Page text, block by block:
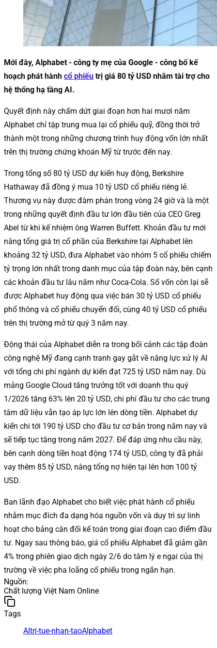
Mới đây, Alphabet - công ty mẹ của Google - công bố kế
hoạch phát hành cổ phiếu trị giá 80 tỷ USD nhằm tài trợ cho
hệ thống hạ tầng AI.
Quyết định này chấm dứt giai đoạn hơn hai mươi năm
Alphabet chỉ tập trung mua lại cổ phiếu quỹ, đồng thời trở
thành một trong những chương trình huy động vốn lớn nhất
trên thị trường chứng khoán Mỹ từ trước đến nay.
Trong tổng số 80 tỷ USD dự kiến huy động, Berkshire
Hathaway đã đồng ý mua 10 tỷ USD cổ phiếu riêng lẻ.
Thương vụ này được đàm phán trong vòng 24 giờ và là một
trong những quyết định đầu tư lớn đầu tiên của CEO Greg
Abel từ khi kế nhiệm ông Warren Buffett. Khoản đầu tư mới
nâng tổng giá trị cổ phần của Berkshire tại Alphabet lên
khoảng 32 tỷ USD, đưa Alphabet vào nhóm 5 cổ phiếu chiếm
tỷ trọng lớn nhất trong danh mục của tập đoàn này, bên cạnh
các khoản đầu tư lâu năm như Coca-Cola. Số vốn còn lại sẽ
được Alphabet huy động qua việc bán 30 tỷ USD cổ phiếu
phổ thông và cổ phiếu chuyển đổi, cùng 40 tỷ USD cổ phiếu
trên thị trường mở từ quý 3 năm nay.
Động thái của Alphabet diễn ra trong bối cảnh các tập đoàn
công nghệ Mỹ đang cạnh tranh gay gắt về năng lực xử lý AI
với tổng chi phí ngành dự kiến đạt 725 tỷ USD năm nay. Dù
mảng Google Cloud tăng trưởng tốt với doanh thu quý
1/2026 tăng 63% lên 20 tỷ USD, chi phí đầu tư cho các trung
tâm dữ liệu vẫn tạo áp lực lớn lên dòng tiền. Alphabet dự
kiến chi tới 190 tỷ USD cho đầu tư cơ bản trong năm nay và
sẽ tiếp tục tăng trong năm 2027. Để đáp ứng nhu cầu này,
bên cạnh dòng tiền hoạt động 174 tỷ USD, công ty đã phải
vay thêm 85 tỷ USD, nâng tổng nợ hiện tại lên hơn 100 tỷ
USD.
Ban lãnh đạo Alphabet cho biết việc phát hành cổ phiếu
nhằm mục đích đa dạng hóa nguồn vốn và duy trì sự linh
hoạt cho bảng cân đối kế toán trong giai đoạn cao điểm đầu
tư. Ngay sau thông báo, giá cổ phiếu Alphabet đã giảm gần
4% trong phiên giao dịch ngày 2/6 do tâm lý e ngại của thị
trường về việc pha loãng cổ phiếu trong ngắn hạn.
Nguồn:
Chất lượng Việt Nam Online
Tags
AItri-tue-nhan-taoAlphabet